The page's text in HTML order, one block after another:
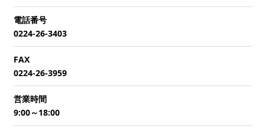
電話番号
0224-26-3403
FAX
0224-26-3959
営業時間
9:00～18:00